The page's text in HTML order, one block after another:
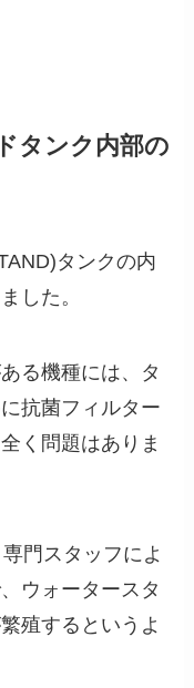
タンク内部の
タンクの内
した。
る機種には、タ
抗菌フィルター
く問題はありま
門スタッフによ
ウォータースタ
殖するというよ